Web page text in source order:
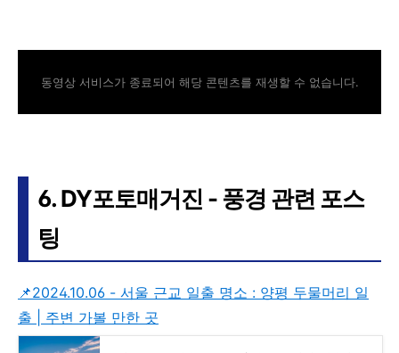
동영상 서비스가 종료되어 해당 콘텐츠를 재생할 수 없습니다.
6. DY포토매거진 - 풍경 관련 포스
팅
📌2024.10.06 - 서울 근교 일출 명소 : 양평 두물머리 일
출 | 주변 가볼 만한 곳